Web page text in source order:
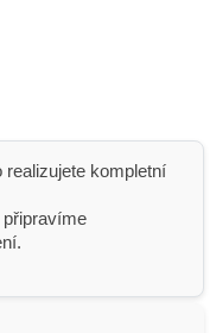
realizujete kompletní